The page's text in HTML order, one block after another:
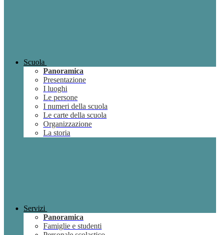
Scuola
Panoramica
Presentazione
I luoghi
Le persone
I numeri della scuola
Le carte della scuola
Organizzazione
La storia
Servizi
Panoramica
Famiglie e studenti